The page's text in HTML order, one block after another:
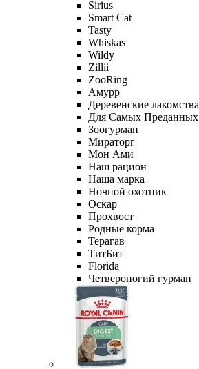
Sirius
Smart Cat
Tasty
Whiskas
Wildy
Zillii
ZooRing
Амурр
Деревенские лакомства
Для Самых Преданных
Зоогурман
Мираторг
Мон Ами
Наш рацион
Наша марка
Ночной охотник
Оскар
Прохвост
Родные корма
Терагав
ТитБит
Florida
Четвероногий гурман